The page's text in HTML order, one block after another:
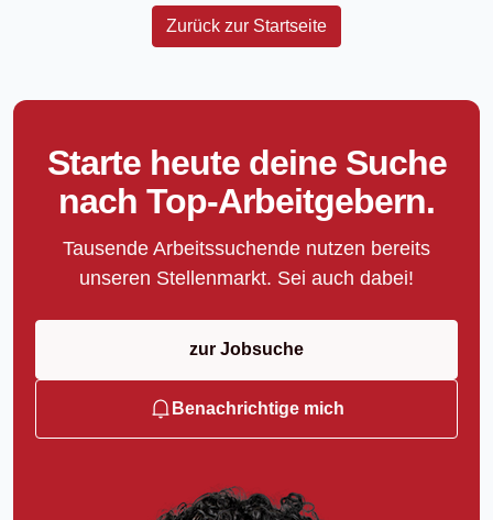
Zurück zur Startseite
Starte heute deine Suche
nach Top-Arbeitgebern.
Tausende Arbeitssuchende nutzen bereits
unseren Stellenmarkt. Sei auch dabei!
zur Jobsuche
Benachrichtige mich